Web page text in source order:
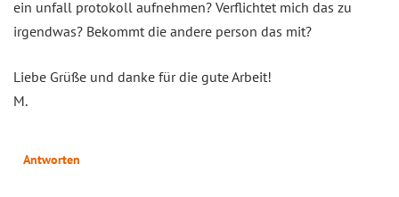
ein unfall protokoll aufnehmen? Verflichtet mich das zu
irgendwas? Bekommt die andere person das mit?
Liebe Grüße und danke für die gute Arbeit!
M.
Antworten